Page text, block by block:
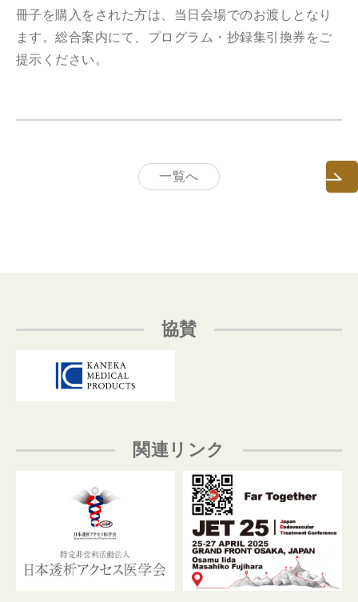
冊子を購入をされた方は、当日会場でのお渡しとなり
ます。総合案内にて、プログラム・抄録集引換券をご
提示ください。
一覧へ
協賛
関連リンク